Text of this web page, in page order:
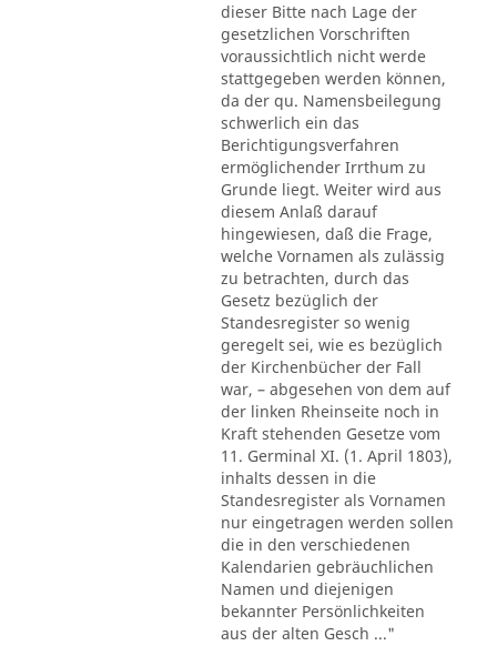
dieser Bitte nach Lage der
gesetzlichen Vorschriften
voraussichtlich nicht werde
stattgegeben werden können,
da der qu. Namensbeilegung
schwerlich ein das
Berichtigungsverfahren
ermöglichender Irrthum zu
Grunde liegt. Weiter wird aus
diesem Anlaß darauf
hingewiesen, daß die Frage,
welche Vornamen als zulässig
zu betrachten, durch das
Gesetz bezüglich der
Standesregister so wenig
geregelt sei, wie es bezüglich
der Kirchenbücher der Fall
war, – abgesehen von dem auf
der linken Rheinseite noch in
Kraft stehenden Gesetze vom
11. Germinal XI. (1. April 1803),
inhalts dessen in die
Standesregister als Vornamen
nur eingetragen werden sollen
die in den verschiedenen
Kalendarien gebräuchlichen
Namen und diejenigen
bekannter Persönlichkeiten
aus der alten Gesch ..."